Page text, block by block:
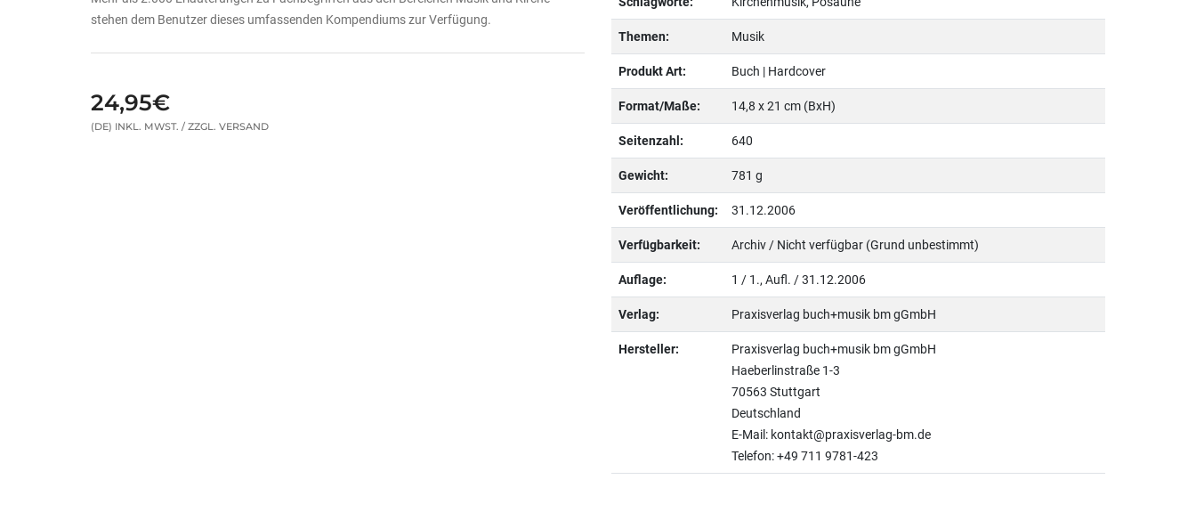
stehen dem Benutzer dieses umfassenden Kompendiums zur Verfügung.
24,95€
(DE) INKL. MWST. / ZZGL. VERSAND
Themen: Musik
Produkt Art: Buch | Hardcover
Format/Maße: 14,8 x 21 cm (BxH)
Seitenzahl: 640
Gewicht: 781 g
Veröffentlichung: 31.12.2006
Verfügbarkeit: Archiv / Nicht verfügbar (Grund unbestimmt)
Auflage: 1 / 1., Aufl. / 31.12.2006
Verlag: Praxisverlag buch+musik bm gGmbH
Hersteller:
Praxisverlag buch+musik bm gGmbH
Haeberlinstraße 1-3
70563 Stuttgart
Deutschland
E-Mail: kontakt@praxisverlag-bm.de
Telefon: +49 711 9781-423